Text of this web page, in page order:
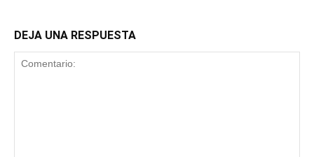
DEJA UNA RESPUESTA